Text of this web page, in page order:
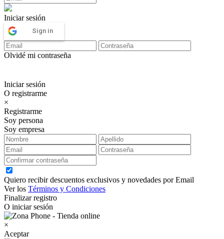
Iniciar sesión
Sign in
Olvidé mi contraseña
Iniciar sesión
O registrarme
×
Registrarme
Soy persona
Soy empresa
Quiero recibir descuentos exclusivos y novedades por Email
Ver los Términos y Condiciones
Finalizar registro
O iniciar sesión
×
Aceptar